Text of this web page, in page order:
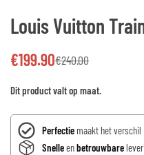
Louis Vuitton
€240.00
€199.90
Dit product valt op maat.
Perfectie maakt het verschil
Snelleenbetrouwbare